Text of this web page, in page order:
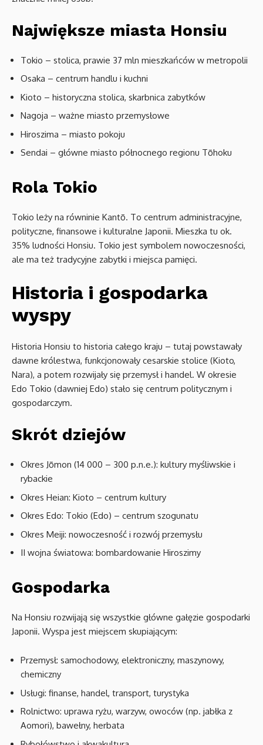
Największe miasta Honsiu
Tokio – stolica, prawie 37 mln mieszkańców w metropolii
Osaka – centrum handlu i kuchni
Kioto – historyczna stolica, skarbnica zabytków
Nagoja – ważne miasto przemysłowe
Hiroszima – miasto pokoju
Sendai – główne miasto północnego regionu Tōhoku
Rola Tokio
Tokio leży na równinie Kantō. To centrum administracyjne,
polityczne, finansowe i kulturalne Japonii. Mieszka tu ok.
35% ludności Honsiu. Tokio jest symbolem nowoczesności,
ale ma też tradycyjne zabytki i miejsca pamięci.
Historia i gospodarka
wyspy
Historia Honsiu to historia całego kraju – tutaj powstawały
dawne królestwa, funkcjonowały cesarskie stolice (Kioto,
Nara), a potem rozwijały się przemysł i handel. W okresie
Edo Tokio (dawniej Edo) stało się centrum politycznym i
gospodarczym.
Skrót dziejów
Okres Jōmon (14 000 – 300 p.n.e.): kultury myśliwskie i
rybackie
Okres Heian: Kioto – centrum kultury
Okres Edo: Tokio (Edo) – centrum szogunatu
Okres Meiji: nowoczesność i rozwój przemysłu
II wojna światowa: bombardowanie Hiroszimy
Gospodarka
Na Honsiu rozwijają się wszystkie główne gałęzie gospodarki
Japonii. Wyspa jest miejscem skupiającym:
Przemysł: samochodowy, elektroniczny, maszynowy,
chemiczny
Usługi: finanse, handel, transport, turystyka
Rolnictwo: uprawa ryżu, warzyw, owoców (np. jabłka z
Aomori), bawełny, herbata